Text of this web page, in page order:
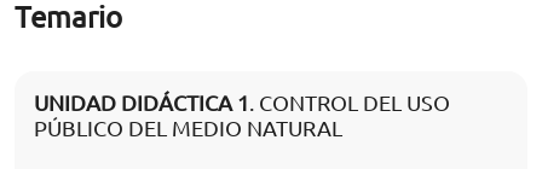
Temario
UNIDAD DIDÁCTICA 1. CONTROL DEL USO
PÚBLICO DEL MEDIO NATURAL